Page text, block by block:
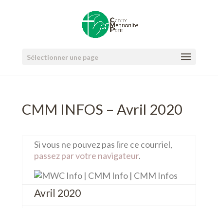
Sélectionner une page
CMM INFOS – Avril 2020
Si vous ne pouvez pas lire ce courriel,
passez par votre navigateur.
Avril 2020